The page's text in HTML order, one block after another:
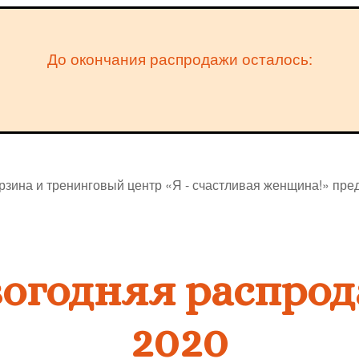
До окончания распродажи осталось:
и тренинговый центр «Я - счастливая женщина!»
2020